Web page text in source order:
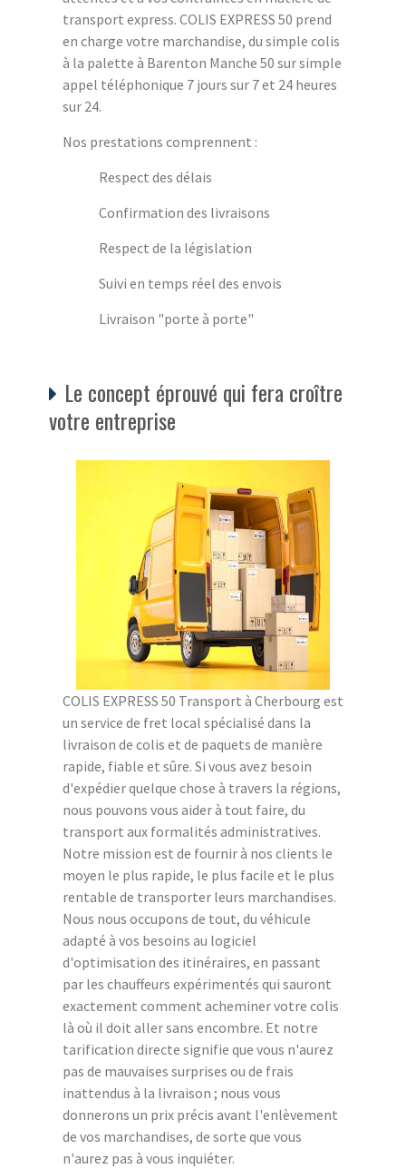
transport express. COLIS EXPRESS 50 prend
en charge votre marchandise, du simple colis
à la palette à Barenton Manche 50 sur simple
appel téléphonique 7 jours sur 7 et 24 heures
sur 24.
Nos prestations comprennent :
Respect des délais
Confirmation des livraisons
Respect de la législation
Suivi en temps réel des envois
Livraison "porte à porte"
Le concept éprouvé qui fera croître
votre entreprise
COLIS EXPRESS 50 Transport à Cherbourg est
un service de fret local spécialisé dans la
livraison de colis et de paquets de manière
rapide, fiable et sûre. Si vous avez besoin
d'expédier quelque chose à travers la régions,
nous pouvons vous aider à tout faire, du
transport aux formalités administratives.
Notre mission est de fournir à nos clients le
moyen le plus rapide, le plus facile et le plus
rentable de transporter leurs marchandises.
Nous nous occupons de tout, du véhicule
adapté à vos besoins au logiciel
d'optimisation des itinéraires, en passant
par les chauffeurs expérimentés qui sauront
exactement comment acheminer votre colis
là où il doit aller sans encombre. Et notre
tarification directe signifie que vous n'aurez
pas de mauvaises surprises ou de frais
inattendus à la livraison ; nous vous
donnerons un prix précis avant l'enlèvement
de vos marchandises, de sorte que vous
n'aurez pas à vous inquiéter.